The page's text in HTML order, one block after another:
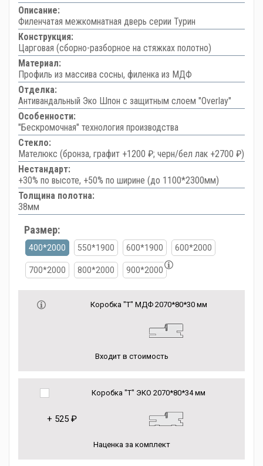
Описание:
Филенчатая межкомнатная дверь серии Турин
Конструкция:
Царговая (сборно-разборное на стяжках полотно)
Материал:
Профиль из массива сосны, филенка из МДФ
Отделка:
Антивандальный Эко Шпон с защитным слоем "Overlay"
Особенности:
"Бескромочная" технология производства
Стекло:
Мателюкс (бронза, графит +1200 ₽; черн/бел лак +2700 ₽)
Нестандарт:
+30% по высоте, +50% по ширине (до 1100*2300мм)
Толщина полотна:
38мм
Размер:
400*2000 550*1900 600*1900 600*2000
700*2000 800*2000 900*2000
Коробка "Т" МДФ 2070*80*30 мм
Входит в стоимость
Коробка "Т" ЭКО 2070*80*34 мм
+ 525 ₽
Наценка за комплект